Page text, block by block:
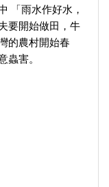
「雨水作好水，
要開始做田，牛
的農村開始春
害。